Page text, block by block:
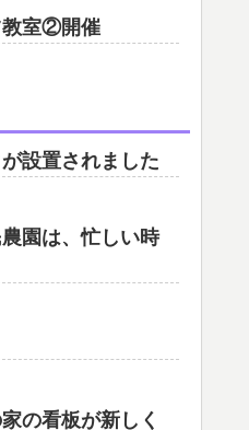
教室②開催
設置されました
園は、忙しい時
の看板が新しく